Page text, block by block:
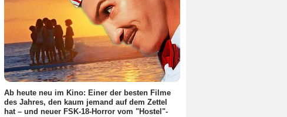
Ab heute neu im Kino: Einer der besten Filme
des Jahres, den kaum jemand auf dem Zettel
hat – und neuer FSK-18-Horror vom "Hostel"-